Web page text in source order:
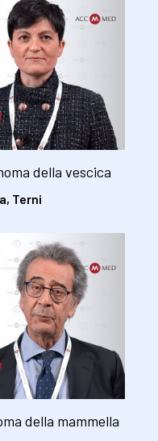
della vescica
Terni
della mammella